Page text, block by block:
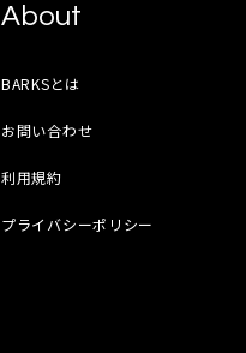
About
BARKSとは
お問い合わせ
利用規約
プライバシーポリシー